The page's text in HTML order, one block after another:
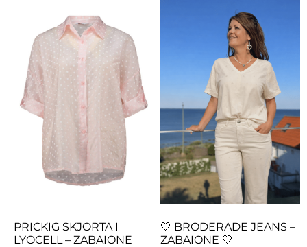
PRICKIG SKJORTA I
LYOCELL – ZABAIONE
🤍 BRODERADE JEANS –
ZABAIONE 🤍